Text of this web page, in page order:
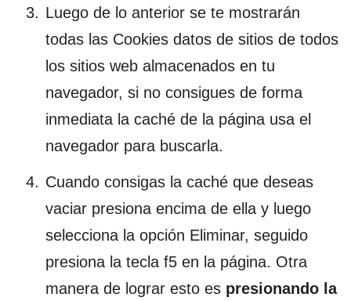
Luego de lo anterior se te mostrarán
todas las Cookies datos de sitios de todos
los sitios web almacenados en tu
navegador, si no consigues de forma
inmediata la caché de la página usa el
navegador para buscarla.
Cuando consigas la caché que deseas
vaciar presiona encima de ella y luego
selecciona la opción Eliminar, seguido
presiona la tecla f5 en la página. Otra
manera de lograr esto es presionando la